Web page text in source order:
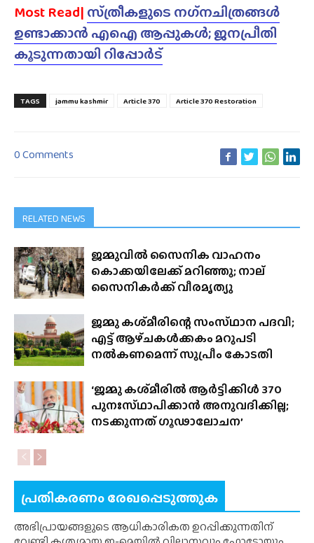
Most Read| സ്‌ത്രീകളുടെ നഗ്‌നചിത്രങ്ങൾ
ഉണ്ടാക്കാൻ എഐ ആപ്പുകൾ; ജനപ്രീതി
കൂടുന്നതായി റിപ്പോർട്
TAGS jammu kashmir Article 370 Article 370 Restoration
0 Comments
RELATED NEWS
ജമ്മുവിൽ സൈനിക വാഹനം
കൊക്കയിലേക്ക് മറിഞ്ഞു; നാല്
സൈനികർക്ക് വീരമൃത്യു
ജമ്മു കശ്‌മീരിന്റെ സംസ്‌ഥാന പദവി;
എട്ട് ആഴ്‌ചകൾക്കകം മറുപടി
നൽകണമെന്ന് സുപ്രീം കോടതി
‘ജമ്മു കശ്‌മീരിൽ ആർട്ടിക്കിൾ 370
പുനഃസ്‌ഥാപിക്കാൻ അനുവദിക്കില്ല;
നടക്കുന്നത് ഗൂഢാലോചന’
പ്രതികരണം രേഖപ്പെടുത്തുക
അഭിപ്രായങ്ങളുടെ ആധികാരികത ഉറപ്പിക്കുന്നതിന്